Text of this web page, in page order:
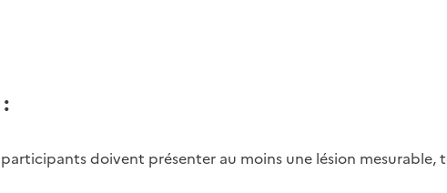
doivent présenter au moins une lésion mesurable,